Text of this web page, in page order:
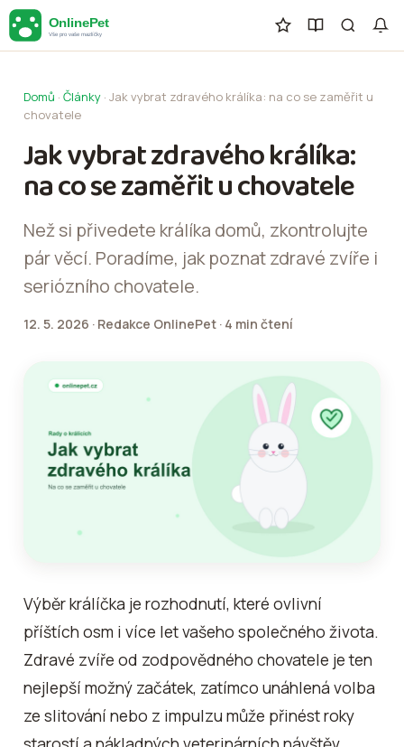
Domů · Články · Jak vybrat zdravého králíka: na co se zaměřit u
chovatele
Jak vybrat zdravého králíka:
na co se zaměřit u chovatele
Než si přivedete králíka domů, zkontrolujte
pár věcí. Poradíme, jak poznat zdravé zvíře i
seriózního chovatele.
12. 5. 2026 · Redakce OnlinePet · 4 min čtení
Výběr králíčka je rozhodnutí, které ovlivní
příštích osm i více let vašeho společného života.
Zdravé zvíře od zodpovědného chovatele je ten
nejlepší možný začátek, zatímco unáhlená volba
ze slitování nebo z impulzu může přinést roky